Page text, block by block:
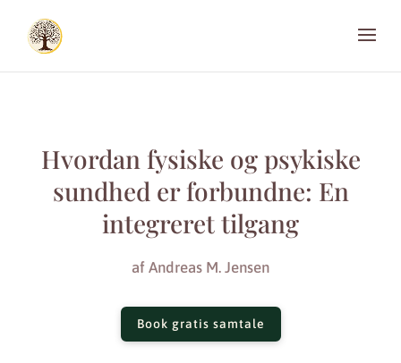
Hvordan fysiske og psykiske
sundhed er forbundne: En
integreret tilgang
af Andreas M. Jensen
Book gratis samtale